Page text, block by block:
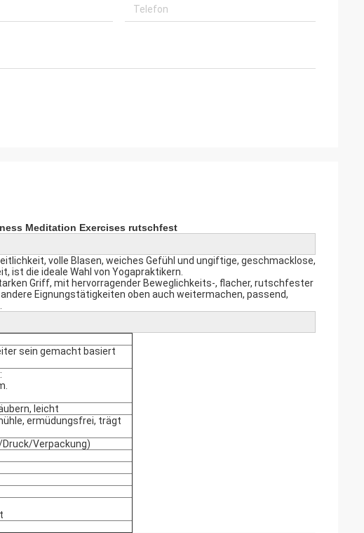
Meditation Exercises rutschfest
volle Blasen, weiches Gefühl und ungiftige, geschmacklose,
ist die ideale Wahl von Yogapraktikern.
Griff, mit hervorragender Beweglichkeits-, flacher, rutschfester
Eignungstätigkeiten oben auch weitermachen, passend,
sein gemacht basiert
leicht
ermüdungsfrei, trägt
Verpackung)